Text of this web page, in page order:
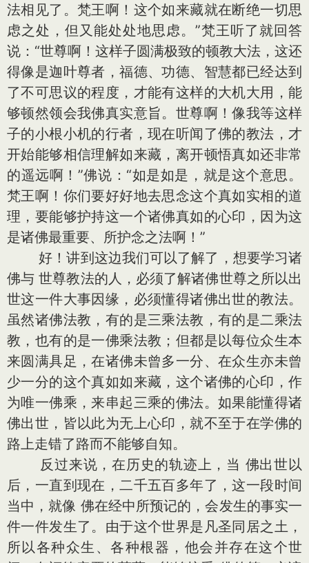
法相见了。梵王啊！这个如来藏就在断绝一切思
虑之处，但又能处处地思虑。”梵王听了就回答
说：“世尊啊！这样子圆满极致的顿教大法，这还
得像是迦叶尊者，福德、功德、智慧都已经达到
了不可思议的程度，才能有这样的大机大用，能
够顿然领会我佛真实意旨。世尊啊！像我等这样
子的小根小机的行者，现在听闻了佛的教法，才
开始能够相信理解如来藏，离开顿悟真如还非常
的遥远啊！”佛说：“如是如是，就是这个意思。
梵王啊！你们要好好地去思念这个真如实相的道
理，要能够护持这一个诸佛真如的心印，因为这
是诸佛最重要、所护念之法啊！”
好！讲到这边我们可以了解了，想要学习诸
佛与 世尊教法的人，必须了解诸佛世尊之所以出
世这一件大事因缘，必须懂得诸佛出世的教法。
虽然诸佛法教，有的是三乘法教，有的是二乘法
教，也有的是一佛乘法教；但都是以每位众生本
来圆满具足，在诸佛未曾多一分、在众生亦未曾
少一分的这个真如如来藏，这个诸佛的心印，作
为唯一佛乘，来串起三乘的佛法。如果能懂得诸
佛出世，皆以此为无上心印，就不至于在学佛的
路上走错了路而不能够自知。
反过来说，在历史的轨迹上，当 佛出世以
后，一直到现在，二千五百多年了，这一段时间
当中，就像 佛在经中所预记的，会发生的事实一
件一件发生了。由于这个世界是凡圣同居之土，
所以各种众生、各种根器，他会并存在这个世